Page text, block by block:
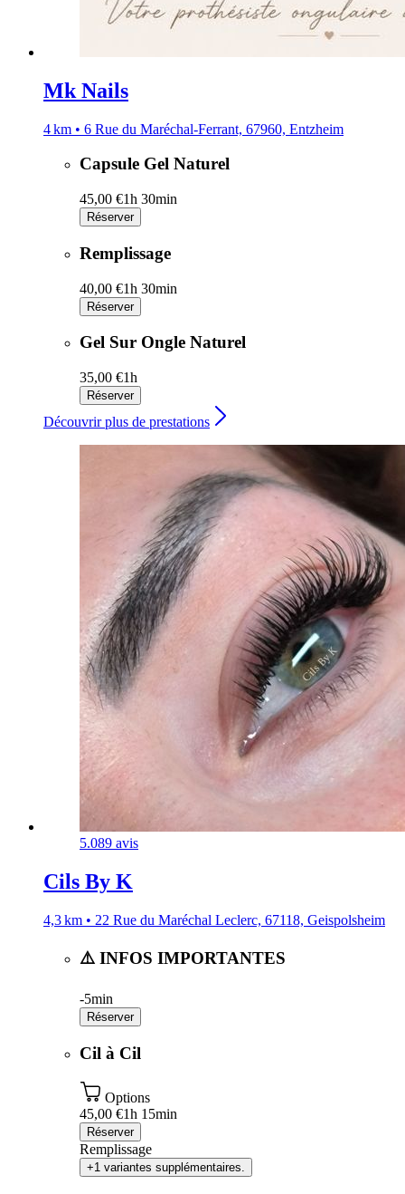
Mk Nails
4 km • 6 Rue du Maréchal-Ferrant, 67960, Entzheim
Capsule Gel Naturel
45,00 €1h 30min
Réserver
Remplissage
40,00 €1h 30min
Réserver
Gel Sur Ongle Naturel
35,00 €1h
Réserver
Découvrir plus de prestations
5.089 avis
Cils By K
4,3 km • 22 Rue du Maréchal Leclerc, 67118, Geispolsheim
⚠️ INFOS IMPORTANTES
-5min
Réserver
Cil à Cil
Options
45,00 €1h 15min
Réserver
Remplissage
+1 variantes supplémentaires.